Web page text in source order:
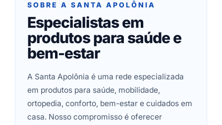
SOBRE A SANTA APOLÔNIA
Especialistas em
produtos para saúde e
bem-estar
A Santa Apolônia é uma rede especializada
em produtos para saúde, mobilidade,
ortopedia, conforto, bem-estar e cuidados em
casa. Nosso compromisso é oferecer